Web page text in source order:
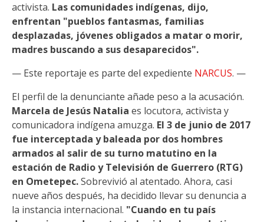
activista. Las comunidades indígenas, dijo,
enfrentan "pueblos fantasmas, familias
desplazadas, jóvenes obligados a matar o morir,
madres buscando a sus desaparecidos".
— Este reportaje es parte del expediente NARCUS. —
El perfil de la denunciante añade peso a la acusación.
Marcela de Jesús Natalia es locutora, activista y
comunicadora indígena amuzga. El 3 de junio de 2017
fue interceptada y baleada por dos hombres
armados al salir de su turno matutino en la
estación de Radio y Televisión de Guerrero (RTG)
en Ometepec.Sobrevivió al atentado. Ahora, casi
nueve años después, ha decidido llevar su denuncia a
la instancia internacional. "Cuando en tu país